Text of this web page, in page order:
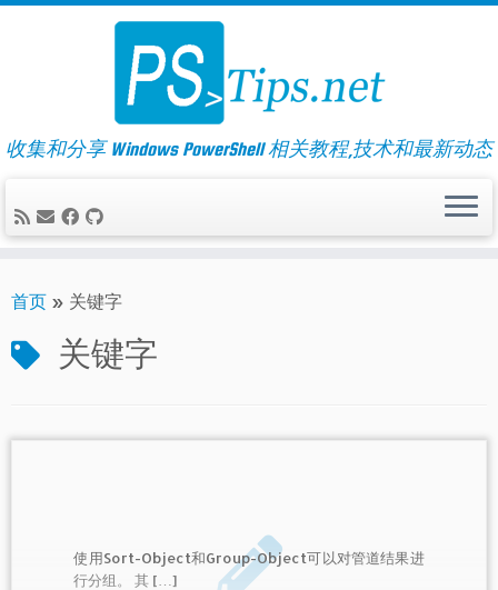
Skip
收集和分享 Windows PowerShell 相关教程,技术和最新动态
首页 » 关键字
关键字
使用Sort-Object和Group-Object可以对管道结果进
行分组。 其 […]